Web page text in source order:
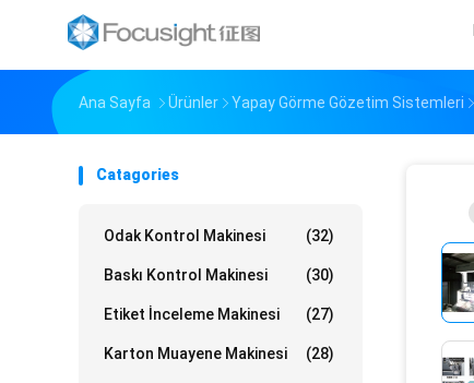
Ana Sayfa Ürünler Yapay Görme Gözetim Sistemleri
Catagories
Odak Kontrol Makinesi (32)
Baskı Kontrol Makinesi (30)
Etiket İnceleme Makinesi (27)
Karton Muayene Makinesi (28)